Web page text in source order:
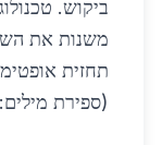
תחזית
(ספירת מילים: 1187)